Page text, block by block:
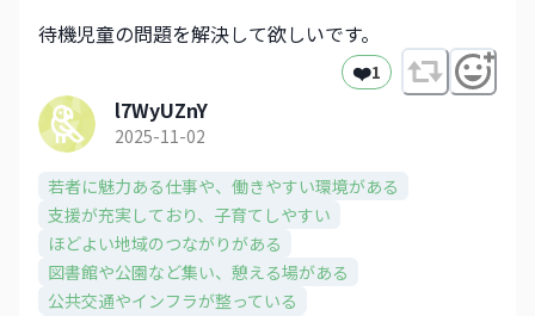
待機児童の問題を解決して欲しいです。
❤️1
l7WyUZnY
2025-11-02
若者に魅力ある仕事や、働きやすい環境がある
支援が充実しており、子育てしやすい
ほどよい地域のつながりがある
図書館や公園など集い、憩える場がある
公共交通やインフラが整っている